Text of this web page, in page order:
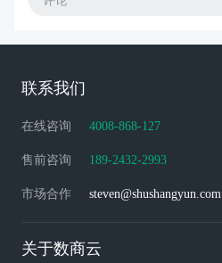
联系我们
在线咨询 4008-868-127
售前咨询 189-2432-2993
市场合作 steven@shushangyun.com
关于数商云